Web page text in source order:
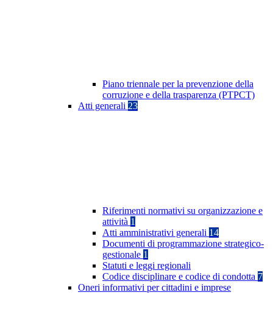
Piano triennale per la prevenzione della
corruzione e della trasparenza (PTPCT)
Atti generali 23
Riferimenti normativi su organizzazione e
attività 1
Atti amministrativi generali 14
Documenti di programmazione strategico-
gestionale 1
Statuti e leggi regionali
Codice disciplinare e codice di condotta 7
Oneri informativi per cittadini e imprese